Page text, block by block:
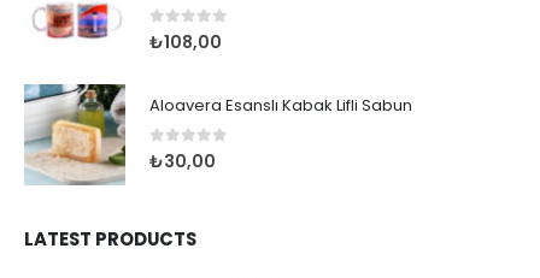
0 out of 5
₺108,00
Aloavera Esanslı Kabak Lifli Sabun
0 out of 5
₺30,00
LATEST PRODUCTS